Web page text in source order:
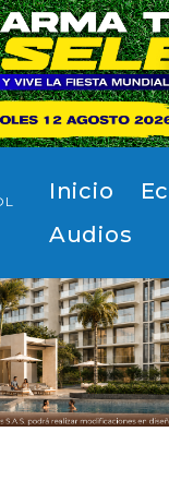
Inicio
Audios